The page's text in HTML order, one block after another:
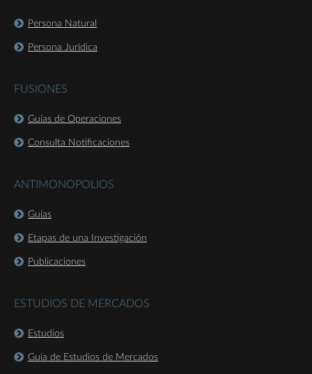
Persona Natural
Persona Jurídica
FUSIONES
Guías de Operaciones
Consulta Notificaciones
ANTIMONOPOLIOS
Guías
Etapas de una Investigación
Publicaciones
ESTUDIOS DE MERCADOS
Estudios
Guía de Estudios de Mercados